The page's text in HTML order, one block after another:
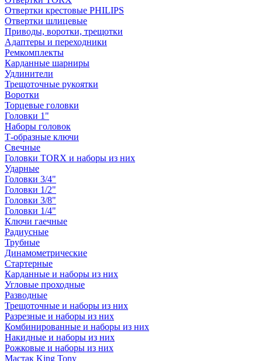
Отвертки крестовые PHILIPS
Отвертки шлицевые
Приводы, воротки, трещотки
Адаптеры и переходники
Ремкомплекты
Карданные шарниры
Удлинители
Трещоточные рукоятки
Воротки
Торцевые головки
Головки 1"
Наборы головок
Т-образные ключи
Свечные
Головки TORX и наборы из них
Ударные
Головки 3/4"
Головки 1/2"
Головки 3/8"
Головки 1/4"
Ключи гаечные
Радиусные
Трубные
Динамометрические
Стартерные
Карданные и наборы из них
Угловые проходные
Разводные
Трещоточные и наборы из них
Разрезные и наборы из них
Комбинированные и наборы из них
Накидные и наборы из них
Рожковые и наборы из них
Мастак King Tony